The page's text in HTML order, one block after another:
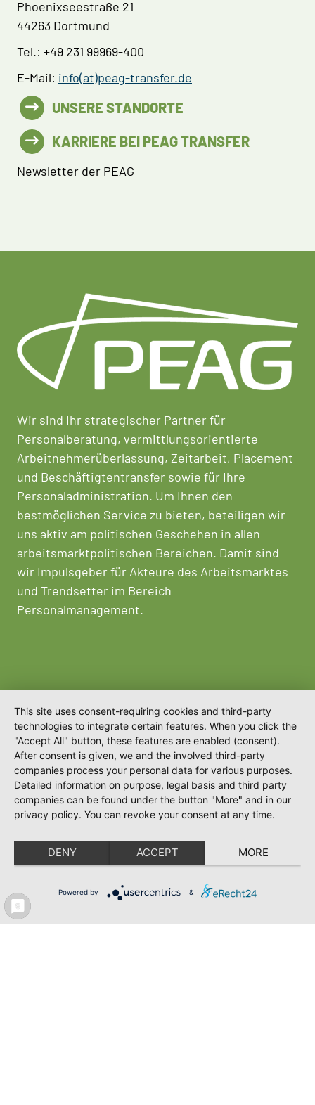
Phoenixseestraße 21
44263 Dortmund
Tel.: +49 231 99969-400
E-Mail: info(at)peag-transfer.de
UNSERE STANDORTE
KARRIERE BEI PEAG TRANSFER
Newsletter der PEAG
Wir sind Ihr strategischer Partner für
Personalberatung, vermittlungsorientierte
Arbeitnehmerüberlassung, Zeitarbeit, Placement
und Beschäftigtentransfer sowie für Ihre
Personaladministration. Um Ihnen den
bestmöglichen Service zu bieten, beteiligen wir
uns aktiv am politischen Geschehen in allen
arbeitsmarktpolitischen Bereichen. Damit sind
wir Impulsgeber für Akteure des Arbeitsmarktes
und Trendsetter im Bereich
Personalmanagement.
This site uses consent-requiring cookies and third-party
technologies to integrate certain features. When you click the
"Accept All" button, these features are enabled (consent).
After consent is given, we and the involved third-party
companies process your personal data for various purposes.
Detailed information on purpose, legal basis and third party
companies can be found under the button "More" and in our
privacy policy. You can revoke your consent at any time.
DENY ACCEPT MORE
Powered by &